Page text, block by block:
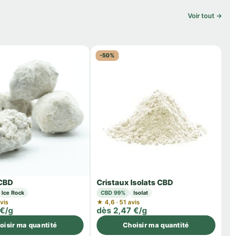
Voir tout →
Ice Rock
g
ma quantité
-50%
Cristaux Isolats CBD
CBD 99% Isolat
★ 4,6 · 51 avis
dès 2,47 €/g
Choisir ma quantité